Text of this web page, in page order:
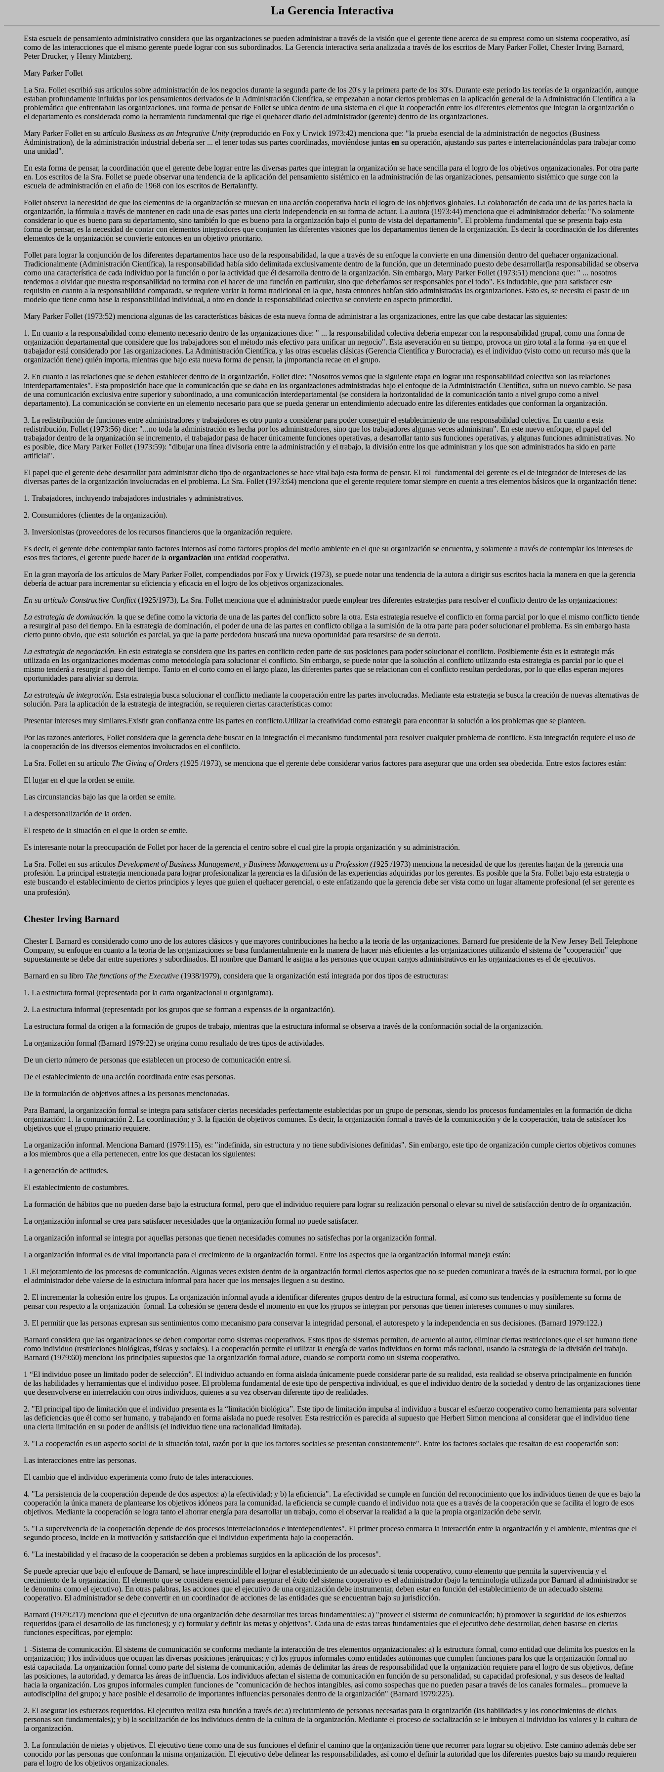
La Gerencia Interactiva
Esta escuela de pensamiento administrativo considera que las organizaciones se pueden administrar a través de la visión que el gerente tiene acerca de su empresa como un sistema cooperativo, así
como de las interacciones que el mismo gerente puede lograr con sus subordinados. La Gerencia interactiva seria analizada a través de los escritos de Mary Parker Follet, Chester Irving Barnard,
Peter Drucker, y Henry Mintzberg.
Mary Parker Follet
La Sra. Follet escribió sus artículos sobre administración de los negocios durante la segunda parte de los 20's y la primera parte de los 30's. Durante este periodo las teorías de la organización, aunque
estaban profundamente influidas por los pensamientos derivados de la Administración Científica, se empezaban a notar ciertos problemas en la aplicación general de la Administración Científica a la
problemática que enfrentaban las organizaciones. una forma de pensar de Follet se ubica dentro de una sistema en el que la cooperación entre los diferentes elementos que integran la organización o
el departamento es considerada como la herramienta fundamental que rige el quehacer diario del administrador (gerente) dentro de las organizaciones.
Mary Parker Follet en su artículo Business as an Integrative Unity (reproducido en Fox y Urwick 1973:42) menciona que: "la prueba esencial de la administración de negocios (Business
Administration), de la administración industrial debería ser ... el tener todas sus partes coordinadas, moviéndose juntas en su operación, ajustando sus partes e interrelacionándolas para trabajar como
una unidad".
En esta forma de pensar, la coordinación que el gerente debe lograr entre las diversas partes que integran la organización se hace sencilla para el logro de los objetivos organizacionales. Por otra parte
en. Los escritos de la Sra. Follet se puede observar una tendencia de la aplicación del pensamiento sistémico en la administración de las organizaciones, pensamiento sistémico que surge con la
escuela de administración en el año de 1968 con los escritos de Bertalanffy.
Follet observa la necesidad de que los elementos de la organización se muevan en una acción cooperativa hacia el logro de los objetivos globales. La colaboración de cada una de las partes hacia la
organización, la fórmula a través de mantener en cada una de esas partes una cierta independencia en su forma de actuar. La autora (1973:44) menciona que el administrador debería: "No solamente
considerar lo que es bueno para su departamento, sino también lo que es bueno para la organización bajo el punto de vista del departamento". El problema fundamental que se presenta bajo esta
forma de pensar, es la necesidad de contar con elementos integradores que conjunten las diferentes visiones que los departamentos tienen de la organización. Es decir la coordinación de los diferentes
elementos de la organización se convierte entonces en un objetivo prioritario.
Follet para lograr la conjunción de los diferentes departamentos hace uso de la responsabilidad, la que a través de su enfoque la convierte en una dimensión dentro del quehacer organizacional.
Tradicionalmente (Administración Científica), la responsabilidad había sido delimitada exclusivamente dentro de la función, que un determinado puesto debe desarrollar(la responsabilidad se observa
corno una característica de cada individuo por la función o por la actividad que él desarrolla dentro de la organización. Sin embargo, Mary Parker Follet (1973:51) menciona que: " ... nosotros
tendemos a olvidar que nuestra responsabilidad no termina con el hacer de una función en particular, sino que deberíamos ser responsables por el todo". Es indudable, que para satisfacer este
requisito en cuanto a la responsabilidad comparada, se requiere variar la forma tradicional en la que, hasta entonces habían sido administradas las organizaciones. Esto es, se necesita el pasar de un
modelo que tiene como base la responsabilidad individual, a otro en donde la responsabilidad colectiva se convierte en aspecto primordial.
Mary Parker Follet (1973:52) menciona algunas de las características básicas de esta nueva forma de administrar a las organizaciones, entre las que cabe destacar las siguientes:
1. En cuanto a la responsabilidad como elemento necesario dentro de las organizaciones dice: " ... la responsabilidad colectiva debería empezar con la responsabilidad grupal, como una forma de
organización departamental que considere que los trabajadores son el método más efectivo para unificar un negocio". Esta aseveración en su tiempo, provoca un giro total a la forma -ya en que el
trabajador está considerado por 1as organizaciones. La Administración Científica, y las otras escuelas clásicas (Gerencia Científica y Burocracia), es el individuo (visto como un recurso más que la
organización tiene) quién importa, mientras que bajo esta nueva forma de pensar, la ¡importancia recae en el grupo.
2. En cuanto a las relaciones que se deben establecer dentro de la organización, Follet dice: "Nosotros vemos que la siguiente etapa en lograr una responsabilidad colectiva son las relaciones
interdepartamentales". Esta proposición hace que la comunicación que se daba en las organizaciones administradas bajo el enfoque de la Administración Científica, sufra un nuevo cambio. Se pasa
de una comunicación exclusiva entre superior y subordinado, a una comunicación interdepartamental (se considera la horizontalidad de la comunicación tanto a nivel grupo como a nivel
departamento). La comunicación se convierte en un elemento necesario para que se pueda generar un entendimiento adecuado entre las diferentes entidades que conforman la organización.
3. La redistribución de funciones entre administradores y trabajadores es otro punto a considerar para poder conseguir el establecimiento de una responsabilidad colectiva. En cuanto a esta
redistribución, Follet (1973:56) dice: "...no toda la administración es hecha por los administradores, sino que los trabajadores algunas veces administran". En este nuevo enfoque, el papel del
trabajador dentro de la organización se incremento, el trabajador pasa de hacer únicamente funciones operativas, a desarrollar tanto sus funciones operativas, y algunas funciones administrativas. No
es posible, dice Mary Parker Follet (1973:59): "dibujar una línea divisoria entre la administración y el trabajo, la división entre los que administran y los que son administrados ha sido en parte
artificial".
El papel que el gerente debe desarrollar para administrar dicho tipo de organizaciones se hace vital bajo esta forma de pensar. El rol fundamental del gerente es el de integrador de intereses de las
diversas partes de la organización involucradas en el problema. La Sra. Follet (1973:64) menciona que el gerente requiere tomar siempre en cuenta a tres elementos básicos que la organización tiene:
1. Trabajadores, incluyendo trabajadores industriales y administrativos.
2. Consumidores (clientes de la organización).
3. Inversionistas (proveedores de los recursos financieros que la organización requiere.
Es decir, el gerente debe contemplar tanto factores internos así como factores propios del medio ambiente en el que su organización se encuentra, y solamente a través de contemplar los intereses de
esos tres factores, el gerente puede hacer de la organización una entidad cooperativa.
En la gran mayoría de los artículos de Mary Parker Follet, compendiados por Fox y Urwick (1973), se puede notar una tendencia de la autora a dirigir sus escritos hacia la manera en que la gerencia
debería de actuar para incrementar su eficiencia y eficacia en el logro de los objetivos organizacionales.
En su artículo Constructive Conflict(1925/1973), La Sra. Follet menciona que el administrador puede emplear tres diferentes estrategias para resolver el conflicto dentro de las organizaciones:
La estrategia de dominación. la que se define como la victoria de una de las partes del conflicto sobre la otra. Esta estrategia resuelve el conflicto en forma parcial por lo que el mismo conflicto tiende
a resurgir al paso del tiempo. En la estrategia de dominación, el poder de una de las partes en conflicto obliga a la sumisión de la otra parte para poder solucionar el problema. Es sin embargo hasta
cierto punto obvio, que esta solución es parcial, ya que la parte perdedora buscará una nueva oportunidad para resarsirse de su derrota.
La estrategia de negociación. En esta estrategia se considera que las partes en conflicto ceden parte de sus posiciones para poder solucionar el conflicto. Posiblemente ésta es la estrategia más
utilizada en las organizaciones modernas como metodología para solucionar el conflicto. Sin embargo, se puede notar que la solución al conflicto utilizando esta estrategia es parcial por lo que el
mismo tenderá a resurgir al paso del tiempo. Tanto en el corto como en el largo plazo, las diferentes partes que se relacionan con el conflicto resultan perdedoras, por lo que ellas esperan mejores
oportunidades para aliviar su derrota.
La estrategia de integración. Esta estrategia busca solucionar el conflicto mediante la cooperación entre las partes involucradas. Mediante esta estrategia se busca la creación de nuevas alternativas de
solución. Para la aplicación de la estrategia de integración, se requieren ciertas características como:
Presentar intereses muy similares.Existir gran confianza entre las partes en conflicto.Utilizar la creatividad como estrategia para encontrar la solución a los problemas que se planteen.
Por las razones anteriores, Follet considera que la gerencia debe buscar en la integración el mecanismo fundamental para resolver cualquier problema de conflicto. Esta integración requiere el uso de
la cooperación de los diversos elementos involucrados en el conflicto.
La Sra. Follet en su artículo The Giving of Orders (1925 /1973), se menciona que el gerente debe considerar varios factores para asegurar que una orden sea obedecida. Entre estos factores están:
El lugar en el que la orden se emite.
Las circunstancias bajo las que la orden se emite.
La despersonalización de la orden.
El respeto de la situación en el que la orden se emite.
Es interesante notar la preocupación de Follet por hacer de la gerencia el centro sobre el cual gire la propia organización y su administración.
La Sra. Follet en sus artículos Development of Business Management, y Business Management as a Profession (1925 /1973) menciona la necesidad de que los gerentes hagan de la gerencia una
profesión. La principal estrategia mencionada para lograr profesionalizar la gerencia es la difusión de las experiencias adquiridas por los gerentes. Es posible que la Sra. Follet bajo esta estrategia o
este buscando el establecimiento de ciertos principios y leyes que guien el quehacer gerencial, o este enfatizando que la gerencia debe ser vista como un lugar altamente profesional (el ser gerente es
una profesión).
Chester Irving Barnard
Chester I. Barnard es considerado como uno de los autores clásicos y que mayores contribuciones ha hecho a la teoría de las organizaciones. Barnard fue presidente de la New Jersey Bell Telephone
Company, su enfoque en cuanto a la teoría de las organizaciones se basa fundamentalmente en la manera de hacer más eficientes a las organizaciones utilizando el sistema de "cooperación" que
supuestamente se debe dar entre superiores y subordinados. El nombre que Barnard le asigna a las personas que ocupan cargos administrativos en las organizaciones es el de ejecutivos.
Barnard en su libro The functions of the Executive (1938/1979), considera que la organización está integrada por dos tipos de estructuras:
1. La estructura formal (representada por la carta organizacional u organigrama).
2. La estructura informal (representada por los grupos que se forman a expensas de la organización).
La estructura formal da origen a la formación de grupos de trabajo, mientras que la estructura informal se observa a través de la conformación social de la organización.
La organización formal (Barnard 1979:22) se origina como resultado de tres tipos de actividades.
De un cierto número de personas que establecen un proceso de comunicación entre sí.
De el establecimiento de una acción coordinada entre esas personas.
De la formulación de objetivos afines a las personas mencionadas.
Para Barnard, la organización formal se integra para satisfacer ciertas necesidades perfectamente establecidas por un grupo de personas, siendo los procesos fundamentales en la formación de dicha
organización: 1. la comunicación 2. La coordinación; y 3. la fijación de objetivos comunes. Es decir, la organización formal a través de la comunicación y de la cooperación, trata de satisfacer los
objetivos que el grupo primario requiere.
La organización informal. Menciona Barnard (1979:115), es: "indefinida, sin estructura y no tiene subdivisiones definidas". Sin embargo, este tipo de organización cumple ciertos objetivos comunes
a los miembros que a ella pertenecen, entre los que destacan los siguientes:
La generación de actitudes.
El establecimiento de costumbres.
La formación de hábitos que no pueden darse bajo la estructura formal, pero que el individuo requiere para lograr su realización personal o elevar su nivel de satisfacción dentro de la organización.
La organización informal se crea para satisfacer necesidades que la organización formal no puede satisfacer.
La organización informal se integra por aquellas personas que tienen necesidades comunes no satisfechas por la organización formal.
La organización informal es de vital importancia para el crecimiento de la organización formal. Entre los aspectos que la organización informal maneja están:
1 .El mejoramiento de los procesos de comunicación. Algunas veces existen dentro de la organización formal ciertos aspectos que no se pueden comunicar a través de la estructura formal, por lo que
el administrador debe valerse de la estructura informal para hacer que los mensajes lleguen a su destino.
2. El incrementar la cohesión entre los grupos. La organización informal ayuda a identificar diferentes grupos dentro de la estructura formal, así como sus tendencias y posiblemente su forma de
pensar con respecto a la organización formal. La cohesión se genera desde el momento en que los grupos se integran por personas que tienen intereses comunes o muy similares.
3. El permitir que las personas expresan sus sentimientos como mecanismo para conservar la integridad personal, el autorespeto y la independencia en sus decisiones. (Barnard 1979:122.)
Barnard considera que las organizaciones se deben comportar como sistemas cooperativos. Estos tipos de sistemas permiten, de acuerdo al autor, eliminar ciertas restricciones que el ser humano tiene
como individuo (restricciones biológicas, físicas y sociales). La cooperación permite el utilizar la energía de varios individuos en forma más racional, usando la estrategia de la división del trabajo.
Barnard (1979:60) menciona los principales supuestos que 1a organización formal aduce, cuando se comporta como un sistema cooperativo.
1 “El individuo posee un limitado poder de selección”. El individuo actuando en forma aislada únicamente puede considerar parte de su realidad, esta realidad se observa principalmente en función
de las habilidades y herramientas que el individuo posee. El problema fundamental de este tipo de perspectiva individual, es que el individuo dentro de la sociedad y dentro de las organizaciones tiene
que desenvolverse en interrelación con otros individuos, quienes a su vez observan diferente tipo de realidades.
2. "El principal tipo de limitación que el individuo presenta es la “limitación biológica”. Este tipo de limitación impulsa al individuo a buscar el esfuerzo cooperativo corno herramienta para solventar
las deficiencias que él como ser humano, y trabajando en forma aislada no puede resolver. Esta restricción es parecida al supuesto que Herbert Simon menciona al considerar que el individuo tiene
una cierta limitación en su poder de análisis (el individuo tiene una racionalidad limitada).
3. "La cooperación es un aspecto social de la situación total, razón por la que los factores sociales se presentan constantemente". Entre los factores sociales que resaltan de esa cooperación son:
Las interacciones entre las personas.
El cambio que el individuo experimenta como fruto de tales interacciones.
4. "La persistencia de la cooperación depende de dos aspectos: a) la efectividad; y b) la eficiencia". La efectividad se cumple en función del reconocimiento que los individuos tienen de que es bajo la
cooperación la única manera de plantearse los objetivos idóneos para la comunidad. la eficiencia se cumple cuando el individuo nota que es a través de la cooperación que se facilita el logro de esos
objetivos. Mediante la cooperación se logra tanto el ahorrar energía para desarrollar un trabajo, como el observar la realidad a la que la propia organización debe servir.
5. "La supervivencia de la cooperación depende de dos procesos interrelacionados e interdependientes". El primer proceso enmarca la interacción entre la organización y el ambiente, mientras que el
segundo proceso, incide en la motivación y satisfacción que el individuo experimenta bajo la cooperación.
6. "La inestabilidad y el fracaso de la cooperación se deben a problemas surgidos en la aplicación de los procesos".
Se puede apreciar que bajo el enfoque de Barnard, se hace imprescindible el lograr el establecimiento de un adecuado si tenia cooperativo, como elemento que permita la supervivencia y el
crecimiento de la organización. El elemento que se considera esencial para asegurar el éxito del sistema cooperativo es el administrador (bajo la terminología utilizada por Barnard al administrador se
le denomina como el ejecutivo). En otras palabras, las acciones que el ejecutivo de una organización debe instrumentar, deben estar en función del establecimiento de un adecuado sistema
cooperativo. El administrador se debe convertir en un coordinador de acciones de las entidades que se encuentran bajo su jurisdicción.
Barnard (1979:217) menciona que el ejecutivo de una organización debe desarrollar tres tareas fundamentales: a) "proveer el sisterma de comunicación; b) promover la seguridad de los esfuerzos
requeridos (para el desarrollo de las funciones); y c) formular y definir las metas y objetivos". Cada una de estas tareas fundamentales que el ejecutivo debe desarrollar, deben basarse en ciertas
funciones específicas, por ejemplo:
1 -Sistema de comunicación. El sistema de comunicación se conforma mediante la interacción de tres elementos organizacionales: a) la estructura formal, como entidad que delimita los puestos en la
organización; ) los individuos que ocupan las diversas posiciones jerárquicas; y c) los grupos informales como entidades autónomas que cumplen funciones para los que la organización formal no
está capacitada. La organización formal como parte del sistema de comunicación, además de delimitar las áreas de responsabilidad que la organización requiere para el logro de sus objetivos, define
las posiciones, la autoridad, y demarca las áreas de influencia. Los individuos afectan el sistema de comunicación en función de su personalidad, su capacidad profesional, y sus deseos de lealtad
hacia la organización. Los grupos informales cumplen funciones de "comunicación de hechos intangibles, así como sospechas que no pueden pasar a través de los canales formales... promueve la
autodisciplina del grupo; y hace posible el desarrollo de importantes influencias personales dentro de la organización" (Barnard 1979:225).
2. El asegurar los esfuerzos requeridos. El ejecutivo realiza esta función a través de: a) reclutamiento de personas necesarias para la organización (las habilidades y los conocimientos de dichas
personas son fundamentales); y b) la socialización de los individuos dentro de la cultura de la organización. Mediante el proceso de socialización se le imbuyen al individuo los valores y la cultura de
la organización.
3. La formulación de nietas y objetivos. El ejecutivo tiene como una de sus funciones el definir el camino que la organización tiene que recorrer para lograr su objetivo. Este camino además debe ser
conocido por las personas que conforman la misma organización. El ejecutivo debe delinear las responsabilidades, así como el definir la autoridad que los diferentes puestos bajo su mando requieren
para el logro de los objetivos organizacionales.